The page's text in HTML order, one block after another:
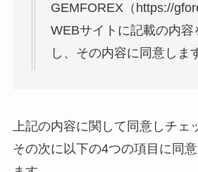
GEMFOREX（https://
WEBサイトに記載の内容
し、その内容に同意しま
上記の内容に関して同意しチェ
その次に以下の4つの項目に同